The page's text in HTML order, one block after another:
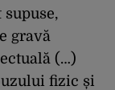
gravă
(…)
fizic și